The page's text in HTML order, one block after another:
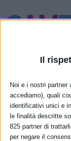
Il
Noi e i nostri partner
accediamo), quali
identificativi unici e
le finalità descritte
825 partner di
per negare il